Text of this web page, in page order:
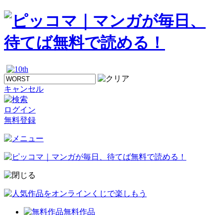
キャンセル
ログイン
無料登録
無料作品